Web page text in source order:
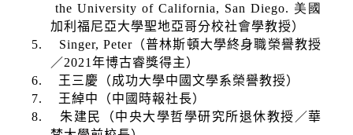
the University of California, San Diego. 美國
加利福尼亞大學聖地亞哥分校社會學教授）
5.
Singer, Peter（普林斯頓大學終身職榮譽教授
／2021 年博古睿獎得主）
6.
王三慶（成功大學中國文學系榮譽教授）
7.
王綽中（中國時報社長）
8.
朱建民（中央大學哲學研究所退休教授／華